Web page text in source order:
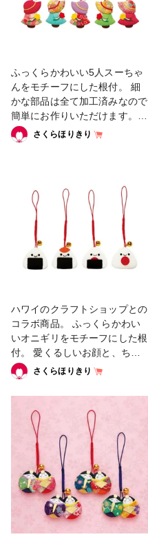
ふっくらかわいい5人スーちゃ
んをモチーフにした根付。 細
かな部品は全て加工済みなので
簡単にお作りいただけます。 #
ちりめん根付
さくらほりきり
ハワイのクラフトショップとの
コラボ商品。 ふっくらかわい
いオニギリをモチーフにした根
付。 愛くるしいお顔と、ちり
めんならではの温かみのある質
感が特徴です。 #ちりめん根付
さくらほりきり